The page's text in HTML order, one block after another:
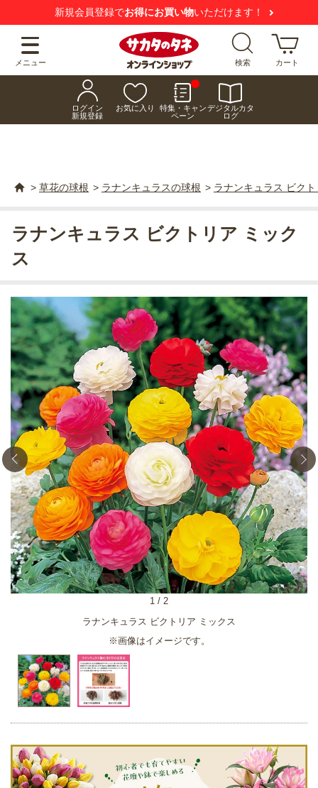
新規会員登録でお得にお買い物いただけます！
メニュー 検索 カート
ログイン
新規登録
お気に入り
特集・キャン
ペーン
デジタルカタ
ログ
> 草花の球根 > ラナンキュラスの球根 > ラナンキュラス ビク
ラナンキュラス ビクトリア ミックス
※画像はイメージです。
1 / 2
ラナンキュラス ビクトリア ミック
ス